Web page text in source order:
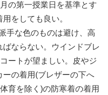
の第一授業日を基準とす
をしても良い。
手な色のものは避け、高
ならない。ウインドブレ
ートが望ましい。皮やジ
の着用(ブレザーの下へ
育を除く)の防寒着の着用